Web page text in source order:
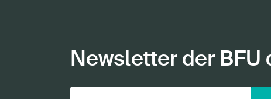
Newsletter der BFU